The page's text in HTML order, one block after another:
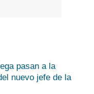
pasan a la
nuevo jefe de la